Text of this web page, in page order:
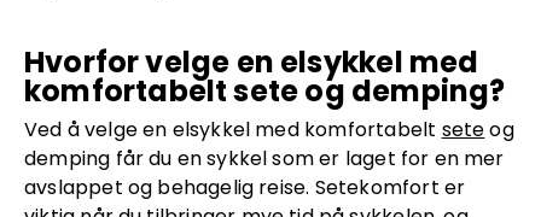
Hvorfor velge en elsykkel med
komfortabelt sete og demping?
Ved å velge en elsykkel med komfortabelt seteog
demping får du en sykkel som er laget for en mer
avslappet og behagelig reise. Setekomfort er